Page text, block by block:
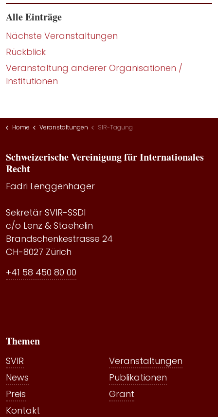
Alle Einträge
Nächste Veranstaltungen
Rückblick
Veranstaltung anderer Organisationen /
Institutionen
Home Veranstaltungen SIR-Tagung
Schweizerische Vereinigung für Internationales
Recht
Fadri Lenggenhager
Sekretär SVIR-SSDI
c/o Lenz & Staehelin
Brandschenkestrasse 24
CH-8027 Zürich
+41 58 450 80 00
Themen
SVIR
Veranstaltungen
News
Publikationen
Preis
Grant
Kontakt